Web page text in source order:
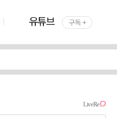
유튜브 구독 +